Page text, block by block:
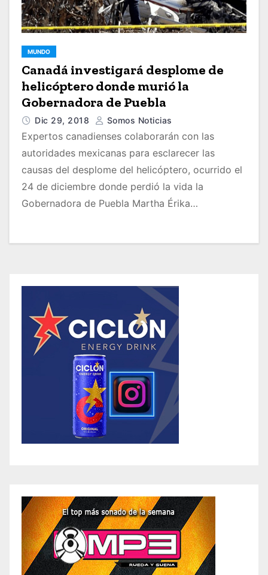
MUNDO
Canadá investigará desplome de
helicóptero donde murió la
Gobernadora de Puebla
Dic 29, 2018 Somos Noticias
Expertos canadienses colaborarán con las
autoridades mexicanas para esclarecer las
causas del desplome del helicóptero, ocurrido el
24 de diciembre donde perdió la vida la
Gobernadora de Puebla Martha Érika…